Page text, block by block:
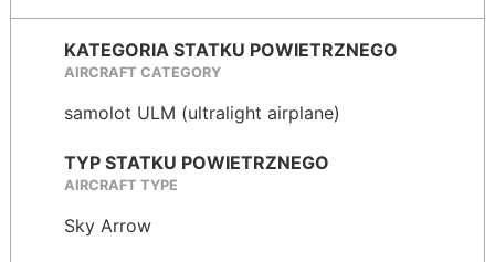
KATEGORIA STATKU POWIETRZNEGO
AIRCRAFT CATEGORY
samolot ULM (ultralight airplane)
TYP STATKU POWIETRZNEGO
AIRCRAFT TYPE
Sky Arrow